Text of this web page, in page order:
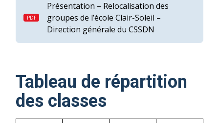
Présentation – Relocalisation des
groupes de l’école Clair-Soleil –
Direction générale du CSSDN
Tableau de répartition
des classes